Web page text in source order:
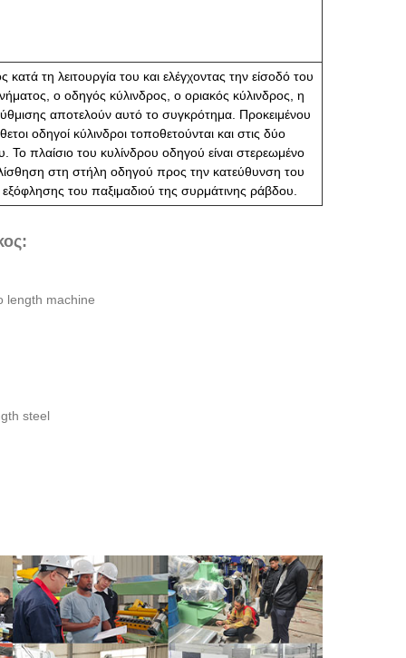
τη λειτουργία του και ελέγχοντας την είσοδό του
ο οδηγός κύλινδρος, ο οριακός κύλινδρος, η
αποτελούν αυτό το συγκρότημα. Προκειμένου
οδηγοί κύλινδροι τοποθετούνται και στις δύο
πλαίσιο του κυλίνδρου οδηγού είναι στερεωμένο
στη στήλη οδηγού προς την κατεύθυνση του
του παξιμαδιού της συρμάτινης ράβδου.